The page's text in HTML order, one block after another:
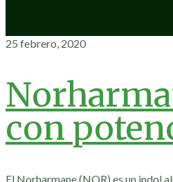
25 febrero, 2020
con
El Norharmane (NOR) es un indol